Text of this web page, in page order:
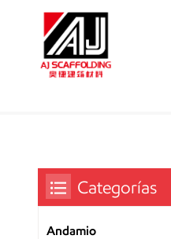
Categorías
Andamio